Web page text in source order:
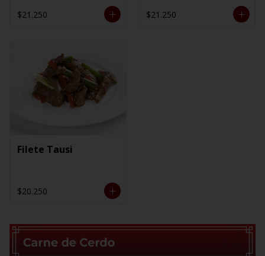
$21.250 $21.250
Filete Tausi
$20.250